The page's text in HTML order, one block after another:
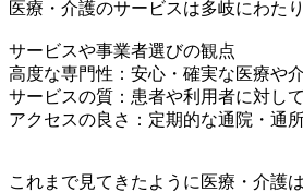
医療・介護のサービスは多岐にわた
サービスや事業者選びの観点
高度な専門性：安心・確実な医療や
サービスの質：患者や利用者に対し
アクセスの良さ：定期的な通院・通
これまで見てきたように医療・介護